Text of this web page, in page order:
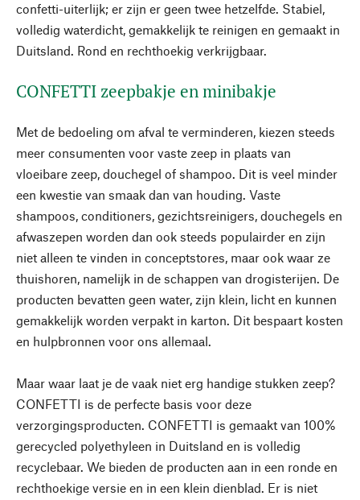
confetti-uiterlijk; er zijn er geen twee hetzelfde. Stabiel,
volledig waterdicht, gemakkelijk te reinigen en gemaakt in
Duitsland. Rond en rechthoekig verkrijgbaar.
CONFETTI zeepbakje en minibakje
Met de bedoeling om afval te verminderen, kiezen steeds
meer consumenten voor vaste zeep in plaats van
vloeibare zeep, douchegel of shampoo. Dit is veel minder
een kwestie van smaak dan van houding. Vaste
shampoos, conditioners, gezichtsreinigers, douchegels en
afwaszepen worden dan ook steeds populairder en zijn
niet alleen te vinden in conceptstores, maar ook waar ze
thuishoren, namelijk in de schappen van drogisterijen. De
producten bevatten geen water, zijn klein, licht en kunnen
gemakkelijk worden verpakt in karton. Dit bespaart kosten
en hulpbronnen voor ons allemaal.
Maar waar laat je de vaak niet erg handige stukken zeep?
CONFETTI is de perfecte basis voor deze
verzorgingsproducten. CONFETTI is gemaakt van 100%
gerecycled polyethyleen in Duitsland en is volledig
recyclebaar. We bieden de producten aan in een ronde en
rechthoekige versie en in een klein dienblad. Er is niet